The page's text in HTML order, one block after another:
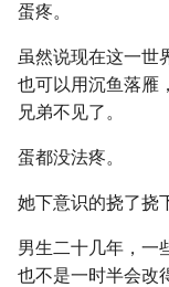
蛋疼。
虽然说现在这一世
也可以用沉鱼落雁
兄弟不见了。
蛋都没法疼。
她下意识的挠了挠
男生二十几年，一
也不是一时半会改